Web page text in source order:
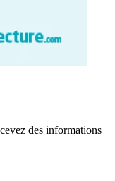
des informations